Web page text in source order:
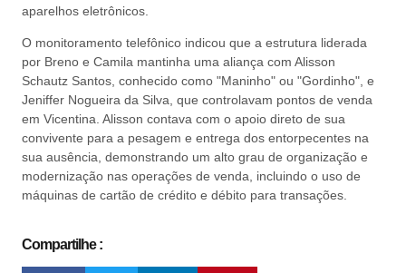
aparelhos eletrônicos.
O monitoramento telefônico indicou que a estrutura liderada
por Breno e Camila mantinha uma aliança com Alisson
Schautz Santos, conhecido como "Maninho" ou "Gordinho", e
Jeniffer Nogueira da Silva, que controlavam pontos de venda
em Vicentina. Alisson contava com o apoio direto de sua
convivente para a pesagem e entrega dos entorpecentes na
sua ausência, demonstrando um alto grau de organização e
modernização nas operações de venda, incluindo o uso de
máquinas de cartão de crédito e débito para transações.
Compartilhe :